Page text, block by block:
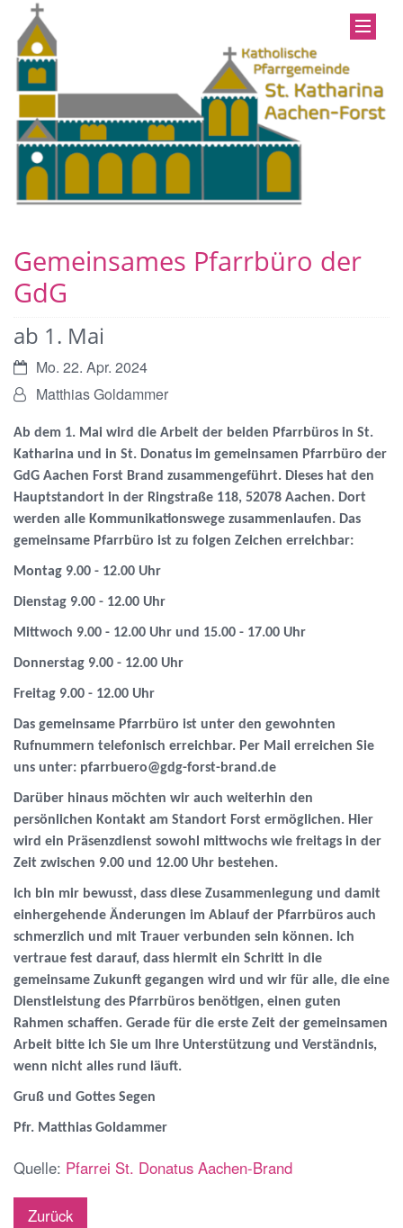
Gemeinsames Pfarrbüro der
GdG
ab 1. Mai
Datum:Mo. 22. Apr. 2024
Von:Matthias Goldammer
Ab dem 1. Mai wird die Arbeit der beiden Pfarrbüros in St.
Katharina und in St. Donatus im gemeinsamen Pfarrbüro der
GdG Aachen Forst Brand zusammengeführt. Dieses hat den
Hauptstandort in der Ringstraße 118, 52078 Aachen. Dort
werden alle Kommunikationswege zusammenlaufen. Das
gemeinsame Pfarrbüro ist zu folgen Zeichen erreichbar:
Montag 9.00 - 12.00 Uhr
Dienstag 9.00 - 12.00 Uhr
Mittwoch 9.00 - 12.00 Uhr und 15.00 - 17.00 Uhr
Donnerstag 9.00 - 12.00 Uhr
Freitag 9.00 - 12.00 Uhr
Das gemeinsame Pfarrbüro ist unter den gewohnten
Rufnummern telefonisch erreichbar. Per Mail erreichen Sie
uns unter: pfarrbuero@gdg-forst-brand.de
Darüber hinaus möchten wir auch weiterhin den
persönlichen Kontakt am Standort Forst ermöglichen. Hier
wird ein Präsenzdienst sowohl mittwochs wie freitags in der
Zeit zwischen 9.00 und 12.00 Uhr bestehen.
Ich bin mir bewusst, dass diese Zusammenlegung und damit
einhergehende Änderungen im Ablauf der Pfarrbüros auch
schmerzlich und mit Trauer verbunden sein können. Ich
vertraue fest darauf, dass hiermit ein Schritt in die
gemeinsame Zukunft gegangen wird und wir für alle, die eine
Dienstleistung des Pfarrbüros benötigen, einen guten
Rahmen schaffen. Gerade für die erste Zeit der gemeinsamen
Arbeit bitte ich Sie um Ihre Unterstützung und Verständnis,
wenn nicht alles rund läuft.
Gruß und Gottes Segen
Pfr. Matthias Goldammer
Quelle: Pfarrei St. Donatus Aachen-Brand
Zurück